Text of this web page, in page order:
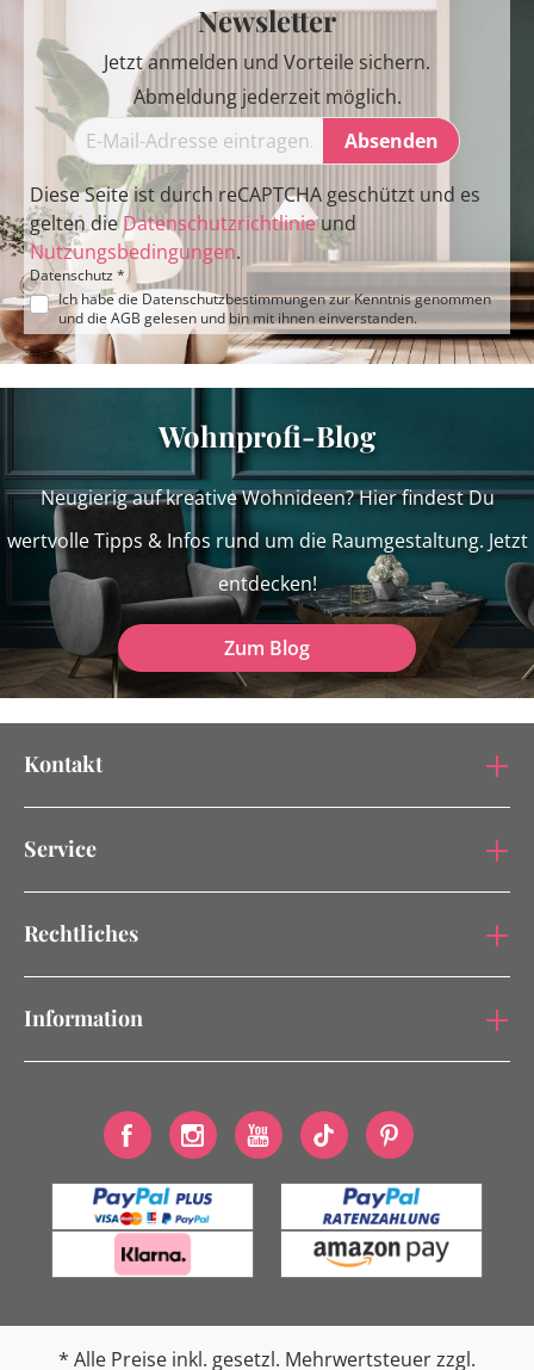
Newsletter
Jetzt anmelden und Vorteile sichern.
Abmeldung jederzeit möglich.
Absenden
Diese Seite ist durch reCAPTCHA geschützt und es
gelten dieDatenschutzrichtlinieund
Nutzungsbedingungen.
Datenschutz *
Ich habe die Datenschutzbestimmungenzur Kenntnis genommen
und die AGB gelesen und bin mit ihnen einverstanden.
Wohnprofi-Blog
Neugierig auf kreative Wohnideen? Hier findest Du
wertvolle Tipps & Infos rund um die Raumgestaltung. Jetzt
entdecken!
Zum Blog
Kontakt
Service
Rechtliches
Information
* Alle Preise inkl. gesetzl. Mehrwertsteuer zzgl.